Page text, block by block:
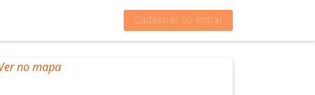
Cadastrar ou entrar